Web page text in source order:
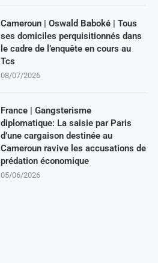
Cameroun | Oswald Baboké | Tous
ses domiciles perquisitionnés dans
le cadre de l’enquête en cours au
Tcs
08/07/2026
France | Gangsterisme
diplomatique: La saisie par Paris
d’une cargaison destinée au
Cameroun ravive les accusations de
prédation économique
05/06/2026